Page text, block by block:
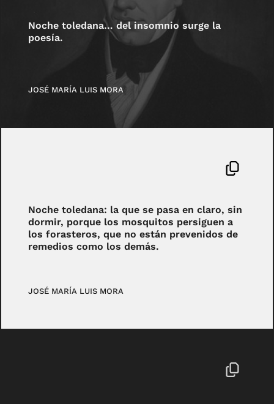
Noche toledana… del insomnio surge la
poesía.
JOSÉ MARÍA LUIS MORA
Noche toledana: la que se pasa en claro, sin
dormir, porque los mosquitos persiguen a
los forasteros, que no están prevenidos de
remedios como los demás.
JOSÉ MARÍA LUIS MORA